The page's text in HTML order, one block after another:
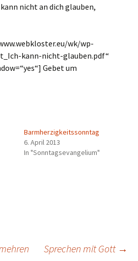
nicht an dich glauben,
wk/wp-
kann-nicht-glauben.pdf“
Gebet um
Barmherzigkeitssonntag
6. April 2013
In "Sonntagsevangelium"
Sprechen mit Gott →